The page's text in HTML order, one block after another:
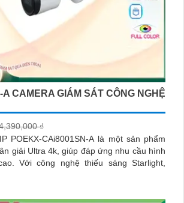
A CAMERA GIÁM SÁT CÔNG NGHỆ
₫
POEKX-CAi8001SN-A là một sản phẩm
giải Ultra 4k, giúp đáp ứng nhu cầu hình